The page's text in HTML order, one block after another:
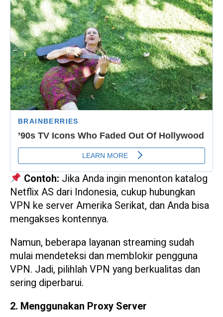
Contoh: Jika Anda ingin menonton katalog
Netflix AS dari Indonesia, cukup hubungkan
VPN ke server Amerika Serikat, dan Anda bisa
mengakses kontennya.
Namun, beberapa layanan streaming sudah
mulai mendeteksi dan memblokir pengguna
VPN. Jadi, pilihlah VPN yang berkualitas dan
sering diperbarui.
2. Menggunakan Proxy Server